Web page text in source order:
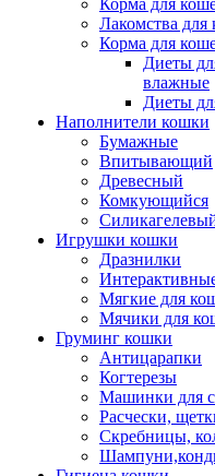
Корма для
Лакомства для
Корма для
Диеты
влажные
Диеты
Наполнители кошки
Бумажные
Впитывающий
Древесный
Комкующийся
Игрушки кошки
Дразнилки
Мягкие для
Мячики для
Груминг кошки
Антицарапки
Когтерезы
Машинки для
Расчески,
Скребницы,